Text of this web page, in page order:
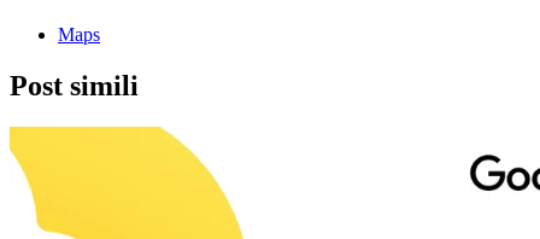
Maps
Post simili